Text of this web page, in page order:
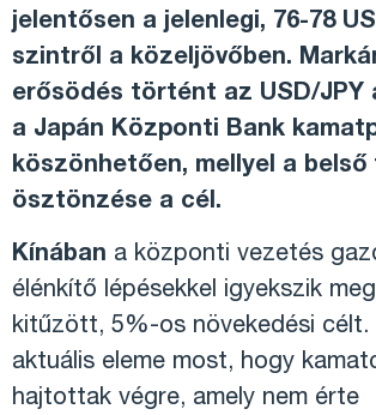
jelentősen a jelenlegi, 76-78
szintről a közeljövőben.
erősödés történt az USD/JPY
a Japán Központi Bank
köszönhetően, mellyel a
ösztönzése a cél.
Kínában a központi vezetés
élénkítő lépésekkel igyekszik
kitűzött, 5%-os növekedési célt.
aktuális eleme most, hogy
hajtottak végre, amely nem érte